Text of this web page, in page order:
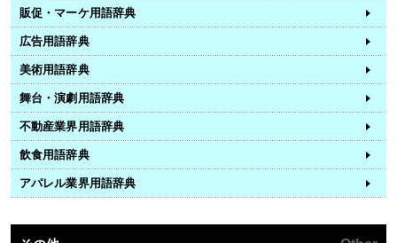
販促・マーケ用語辞典
広告用語辞典
美術用語辞典
舞台・演劇用語辞典
不動産業界用語辞典
飲食用語辞典
アパレル業界用語辞典